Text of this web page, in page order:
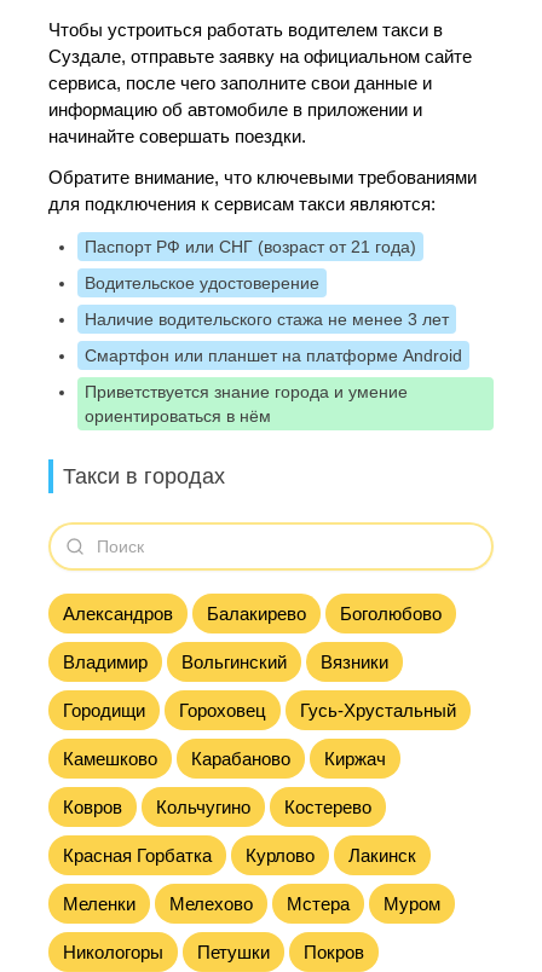
Чтобы устроиться работать водителем такси в
Суздале, отправьте заявку на официальном сайте
сервиса, после чего заполните свои данные и
информацию об автомобиле в приложении и
начинайте совершать поездки.
Обратите внимание, что ключевыми требованиями
для подключения к сервисам такси являются:
Паспорт РФ или СНГ (возраст от 21 года)
Водительское удостоверение
Наличие водительского стажа не менее 3 лет
Смартфон или планшет на платформе Android
Приветствуется знание города и умение
ориентироваться в нём
Такси в городах
Александров Балакирево Боголюбово
Владимир Вольгинский Вязники
Городищи Гороховец Гусь-Хрустальный
Камешково Карабаново Киржач
Ковров Кольчугино Костерево
Красная Горбатка Курлово Лакинск
Меленки Мелехово Мстера Муром
Никологоры Петушки Покров